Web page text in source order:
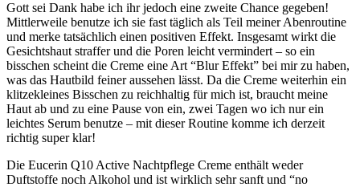
Gott sei Dank habe ich ihr jedoch eine zweite Chance gegeben!
Mittlerweile benutze ich sie fast täglich als Teil meiner Abenroutine
und merke tatsächlich einen positiven Effekt. Insgesamt wirkt die
Gesichtshaut straffer und die Poren leicht vermindert – so ein
bisschen scheint die Creme eine Art “Blur Effekt” bei mir zu haben,
was das Hautbild feiner aussehen lässt. Da die Creme weiterhin ein
klitzekleines Bisschen zu reichhaltig für mich ist, braucht meine
Haut ab und zu eine Pause von ein, zwei Tagen wo ich nur ein
leichtes Serum benutze – mit dieser Routine komme ich derzeit
richtig super klar!
Die Eucerin Q10 Active Nachtpflege Creme enthält weder
Duftstoffe noch Alkohol und ist wirklich sehr sanft und “no